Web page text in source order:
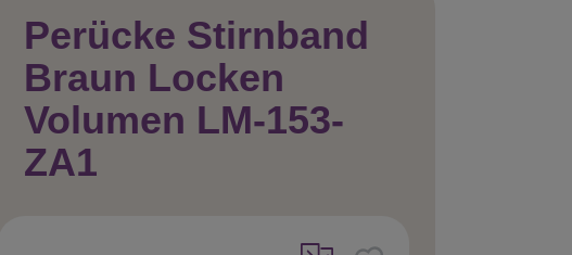
Perücke Stirnband
Braun Locken
Volumen LM-153-
ZA1